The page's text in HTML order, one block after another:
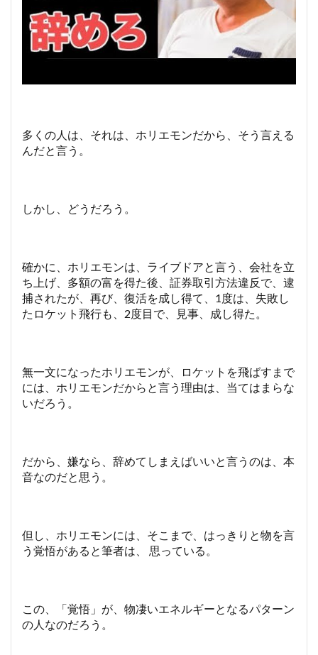
多くの人は、それは、ホリエモンだから、そう言える
んだと言う。
しかし、どうだろう。
確かに、ホリエモンは、ライブドアと言う、会社を立
ち上げ、多額の富を得た後、証券取引方法違反で、逮
捕されたが、再び、復活を成し得て、1度は、失敗し
たロケット飛行も、2度目で、見事、成し得た。
無一文になったホリエモンが、ロケットを飛ばすまで
には、ホリエモンだからと言う理由は、当てはまらな
いだろう。
だから、嫌なら、辞めてしまえばいいと言うのは、本
音なのだと思う。
但し、ホリエモンには、そこまで、はっきりと物を言
う覚悟があると筆者は、 思っている。
この、「覚悟」が、物凄いエネルギーとなるパターン
の人なのだろう。